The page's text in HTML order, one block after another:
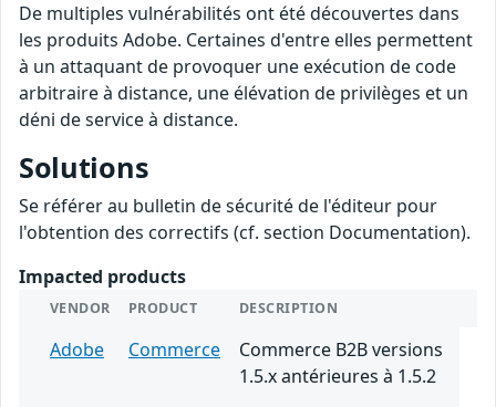
De multiples vulnérabilités ont été découvertes dans
les produits Adobe. Certaines d'entre elles permettent
à un attaquant de provoquer une exécution de code
arbitraire à distance, une élévation de privilèges et un
déni de service à distance.
Solutions
Se référer au bulletin de sécurité de l'éditeur pour
l'obtention des correctifs (cf. section Documentation).
Impacted products
VENDOR PRODUCT DESCRIPTION
Adobe Commerce
Commerce B2B versions
1.5.x antérieures à 1.5.2